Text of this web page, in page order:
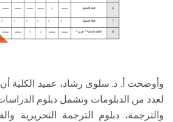
وأوضحت أ. د. سلوى رشاد، عميد الكلية
لعدد من الدبلومات وتشمل دبلوم
والترجمة، دبلوم الترجمة التحريرية